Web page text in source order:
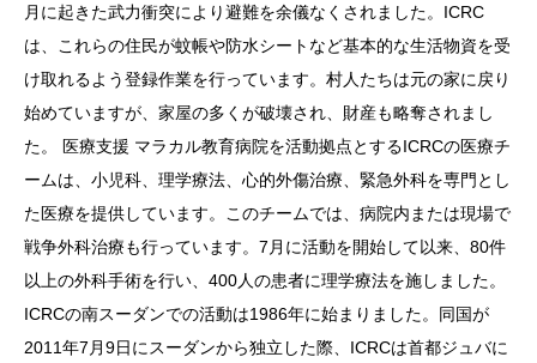
月に起きた武力衝突により避難を余儀なくされました。ICRC
は、これらの住民が蚊帳や防水シートなど基本的な生活物資を受
け取れるよう登録作業を行っています。村人たちは元の家に戻り
始めていますが、家屋の多くが破壊され、財産も略奪されまし
た。
医療支援 マラカル教育病院を活動拠点とするICRCの医療チ
ームは、小児科、理学療法、心的外傷治療、緊急外科を専門とし
た医療を提供しています。このチームでは、病院内または現場で
戦争外科治療も行っています。7月に活動を開始して以来、80件
以上の外科手術を行い、400人の患者に理学療法を施しました。
ICRCの南スーダンでの活動は1986年に始まりました。同国が
2011年7月9日にスーダンから独立した際、ICRCは首都ジュバに